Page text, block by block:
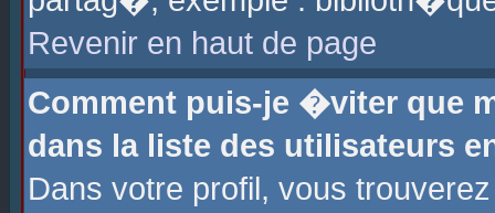
Revenir en haut de page
Comment puis-je �viter que
dans la liste des utilisateurs
Dans votre profil, vous